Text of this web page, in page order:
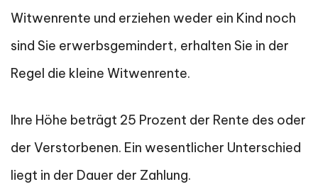
Witwenrente und erziehen weder ein Kind noch
sind Sie erwerbsgemindert, erhalten Sie in der
Regel die kleine Witwenrente.
Ihre Höhe beträgt 25 Prozent der Rente des oder
der Verstorbenen. Ein wesentlicher Unterschied
liegt in der Dauer der Zahlung.